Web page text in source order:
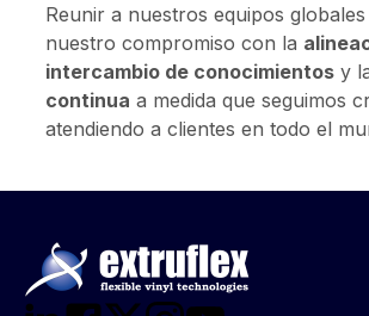
Reunir a nuestros equipos
nuestro compromiso con la
intercambio de conocimientosy
continua a medida que seguimos
atendiendo a clientes en todo el